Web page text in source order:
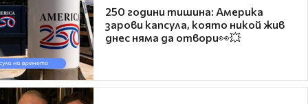
250 години тишина: Америка
зарови капсула, която никой жив
днес няма да отвори👀💥